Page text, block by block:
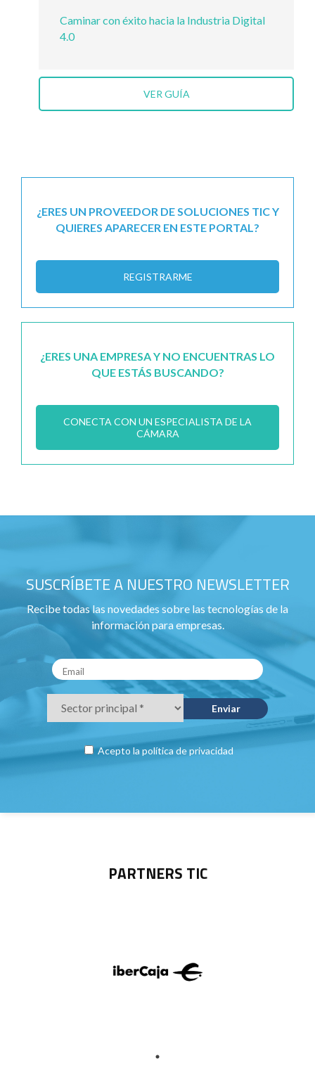
Caminar con éxito hacia la Industria Digital
4.0
VER GUÍA
¿ERES UN PROVEEDOR DE SOLUCIONES TIC Y
QUIERES APARECER EN ESTE PORTAL?
REGISTRARME
¿ERES UNA EMPRESA Y NO ENCUENTRAS LO
QUE ESTÁS BUSCANDO?
CONECTA CON UN ESPECIALISTA DE LA
CÁMARA
SUSCRÍBETE A NUESTRO NEWSLETTER
Recibe todas las novedades sobre las tecnologías de la
información para empresas.
Acepto la política de privacidad
PARTNERS TIC